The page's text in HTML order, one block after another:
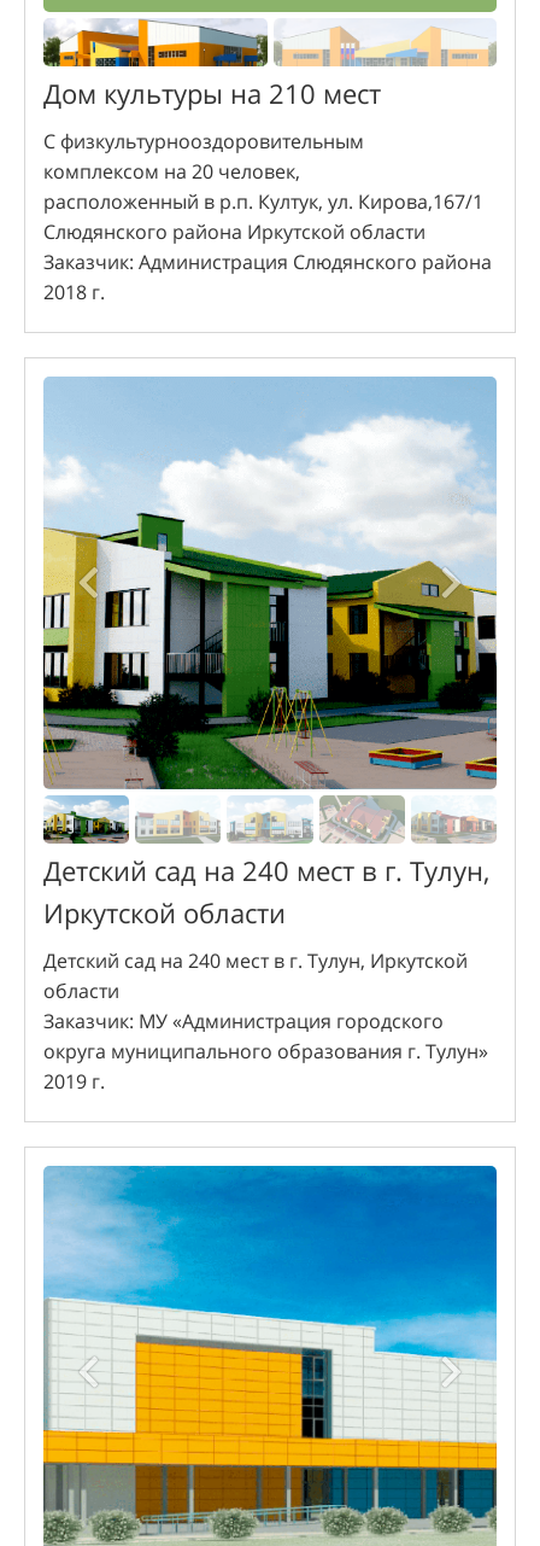
Дом культуры на 210 мест
С физкультурнооздоровительным
комплексом на 20 человек,
расположенный в р.п. Култук, ул. Кирова,167/1
Слюдянского района Иркутской области
Заказчик: Администрация Слюдянского района
2018 г.
Детский сад на 240 мест в г. Тулун,
Иркутской области
Детский сад на 240 мест в г. Тулун, Иркутской
области
Заказчик: МУ «Администрация городского
округа муниципального образования г. Тулун»
2019 г.